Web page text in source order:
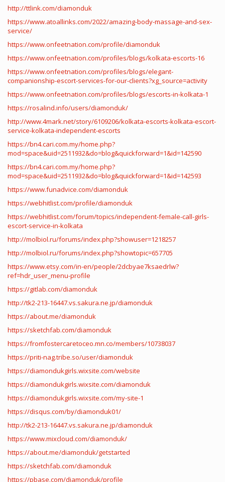
http://ttlink.com/diamonduk
https://www.atoallinks.com/2022/amazing-body-massage-and-sex-
service/
https://www.onfeetnation.com/profile/diamonduk
https://www.onfeetnation.com/profiles/blogs/kolkata-escorts-16
https://www.onfeetnation.com/profiles/blogs/elegant-
companionship-escort-services-for-our-clients?xg_source=activity
https://www.onfeetnation.com/profiles/blogs/escorts-in-kolkata-1
https://rosalind.info/users/diamonduk/
http://www.4mark.net/story/6109206/kolkata-escorts-kolkata-escort-
service-kolkata-independent-escorts
https://bn4.cari.com.my/home.php?
mod=space&uid=2511932&do=blog&quickforward=1&id=142590
https://bn4.cari.com.my/home.php?
mod=space&uid=2511932&do=blog&quickforward=1&id=142593
https://www.funadvice.com/diamonduk
https://webhitlist.com/profile/diamonduk
https://webhitlist.com/forum/topics/independent-female-call-girls-
escort-service-in-kolkata
http://molbiol.ru/forums/index.php?showuser=1218257
http://molbiol.ru/forums/index.php?showtopic=657705
https://www.etsy.com/in-en/people/2dcbyae7ksaedrlw?
ref=hdr_user_menu-profile
https://gitlab.com/diamonduk
http://tk2-213-16447.vs.sakura.ne.jp/diamonduk
https://about.me/diamonduk
https://sketchfab.com/diamonduk
https://fromfostercaretoceo.mn.co/members/10738037
https://priti-nag.tribe.so/user/diamonduk
https://diamondukgirls.wixsite.com/website
https://diamondukgirls.wixsite.com/diamonduk
https://diamondukgirls.wixsite.com/my-site-1
https://disqus.com/by/diamonduk01/
http://tk2-213-16447.vs.sakura.ne.jp/diamonduk
https://www.mixcloud.com/diamonduk/
https://about.me/diamonduk/getstarted
https://sketchfab.com/diamonduk
https://pbase.com/diamonduk/profile